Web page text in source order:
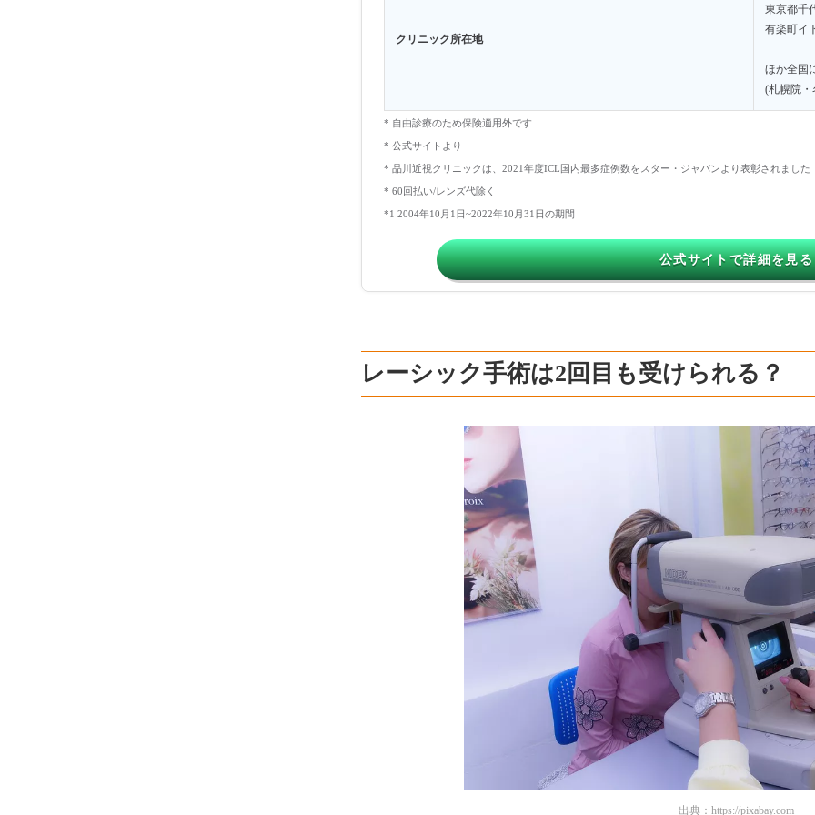
クリニック所在地
東京都千
有楽町イ
ほか全国
(札幌院
* 自由診療のため保険適用外です
* 公式サイトより
* 品川近視クリニックは、2021年度ICL国内最多症例数をスター・ジャパンより表彰されました
* 60回払い/レンズ代除く
*1 2004年10月1日~2022年10月31日の期間
公式サイトで詳細を見る
レーシック手術は2回目も受けられる？
出典： https://pixabay.com